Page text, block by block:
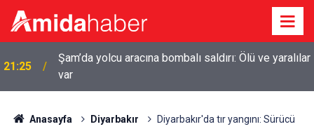
20:44 Diyarbakır’da sulama kanalına giren genç boğuldu
Anasayfa Diyarbakır
Diyarbakır'da tır yangını: Sürücü